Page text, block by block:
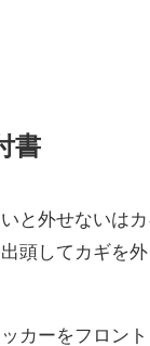
書
と外せないは
頭してカギを
カーをフロン